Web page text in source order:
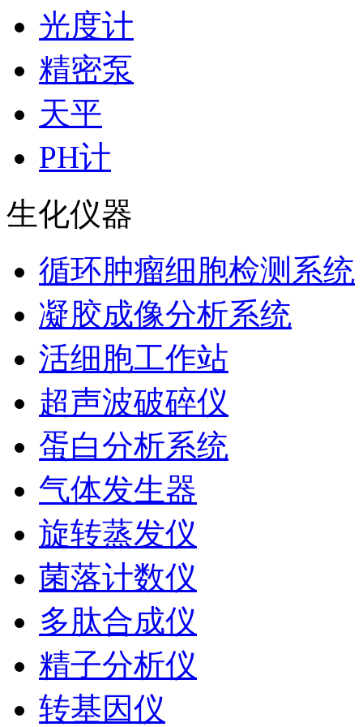
光度计
精密泵
天平
PH计
生化仪器
循环肿瘤细胞检测系统
凝胶成像分析系统
活细胞工作站
超声波破碎仪
蛋白分析系统
气体发生器
旋转蒸发仪
菌落计数仪
多肽合成仪
精子分析仪
转基因仪